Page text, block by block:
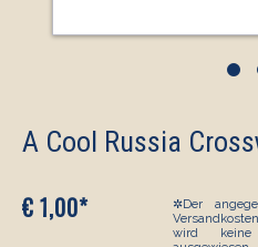
•
A Cool Russia
€ 1,00*
✲Der
wird keine